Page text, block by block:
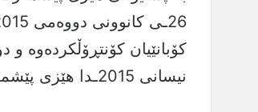
نیسانی 2015ـدا هێزی پێشمەرگە گەڕانەوە هەرێمی کوردستان.